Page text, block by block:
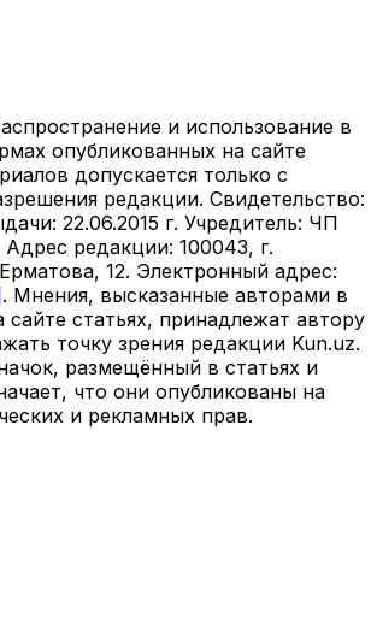
и использование в
опубликованных на сайте
допускается только с
редакции. Свидетельство:
22.06.2015 г. Учредитель: ЧП
Адрес редакции: 100043, г.
12. Электронный адрес:
высказанные авторами в
сайте статьях, принадлежат автору
точку зрения редакции Kun.uz.
размещённый в статьях и
что они опубликованы на
и рекламных прав.